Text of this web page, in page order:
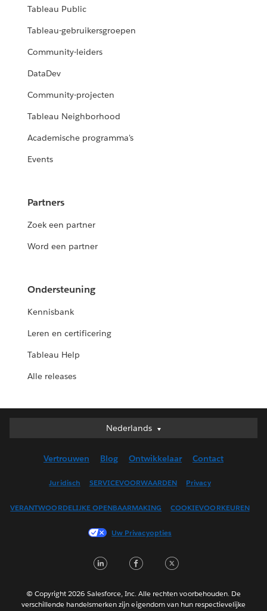
Tableau Public
Tableau-gebruikersgroepen
Community-leiders
DataDev
Community-projecten
Tableau Neighborhood
Academische programma's
Events
Partners
Zoek een partner
Word een partner
Ondersteuning
Kennisbank
Leren en certificering
Tableau Help
Alle releases
Nederlands
Nederlands
English (UK)
Français (Canada)
Français (France)
日本語
Português
Vertrouwen Blog Ontwikkelaar Contact
Juridisch SERVICEVOORWAARDEN Privacy
VERANTWOORDELIJKE OPENBAARMAKING COOKIEVOORKEUREN
Uw Privacyopties
LinkedInFacebook
© Copyright 2026 Salesforce, Inc. Alle rechten voorbehouden. De
verschillende handelsmerken zijn eigendom van hun respectievelijke